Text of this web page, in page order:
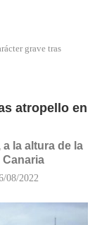
grave tras
atropello en
la altura de la
Canaria
08/2022